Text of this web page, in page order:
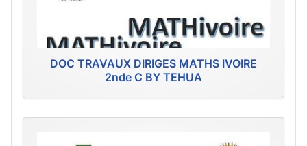
DOC TRAVAUX DIRIGES MATHS IVOIRE
2nde C BY TEHUA